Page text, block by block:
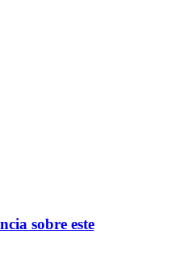
sobre este